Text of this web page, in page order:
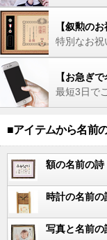
【叙勲のお
特別なお祝
【お急ぎ
最短3日で
■アイテムから名前
額の名前の詩
時計の名前の
写真と名前の